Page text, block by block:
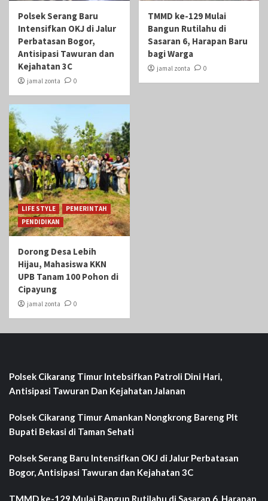
Polsek Serang Baru
Intensifkan OKJ di Jalur
Perbatasan Bogor,
Antisipasi Tawuran dan
Kejahatan 3C
jamal zonta 0
TMMD ke-129 Mulai
Bangun Rutilahu di
Sasaran 6, Harapan Baru
bagi Warga
jamal zonta 0
LIFE STYLE
PEMERINTAH
PENDIDIKAN
Dorong Desa Lebih
Hijau, Mahasiswa KKN
UPB Tanam 100 Pohon di
Cipayung
jamal zonta 0
Polsek Cikarang Timur Intebsifkan Patroli Dini Hari,
Antisipasi Tawuran Dan Kejahatan Jalanan
Polsek Cikarang Timur Amankan Nongkrong Bareng Plt
Bupati Bekasi di Taman Sehati‎
Polsek Serang Baru Intensifkan OKJ di Jalur Perbatasan
Bogor, Antisipasi Tawuran dan Kejahatan 3C
TMMD ke-129 Mulai Bangun Rutilahu di Sasaran 6, Harapan